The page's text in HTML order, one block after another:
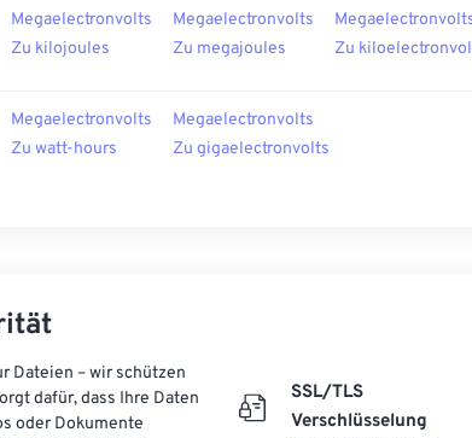
Megaelectronvolts
Zu kilojoules
Megaelectronvolts
Zu megajoules
Zu
Megaelectronvolts
Zu watt-hours
Megaelectronvolts
Zu gigaelectronvolts
Dateien – wir schützen
dafür, dass Ihre Daten
oder Dokumente
SSL/TLS
Verschlüsselung